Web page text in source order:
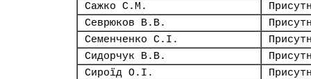
Сажко С.М.
Севрюков В.В.
Семенченко С.І.
Сидорчук В.В.
Сироїд О.І.